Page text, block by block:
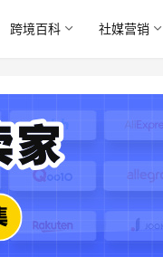
跨境百科 社媒营销